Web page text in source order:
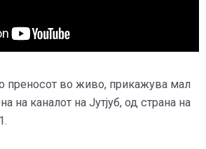
преносот во живо, прикажува мал
на каналот на Јутјуб, од страна на